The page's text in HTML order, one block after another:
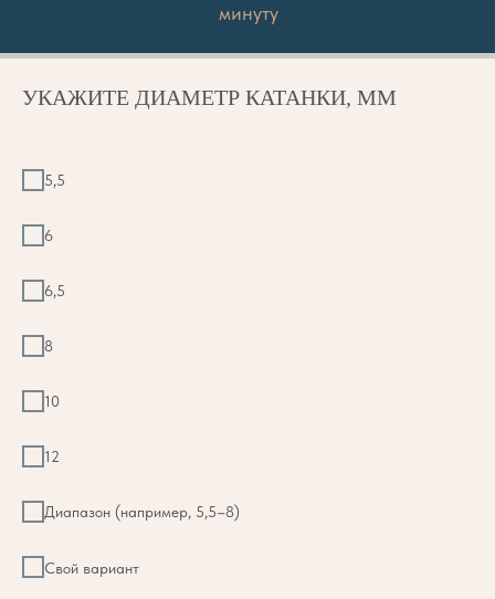
минуту
УКАЖИТЕ ДИАМЕТР КАТАНКИ, ММ
5,5
6
6,5
8
10
12
Диапазон (например, 5,5–8)
Свой вариант